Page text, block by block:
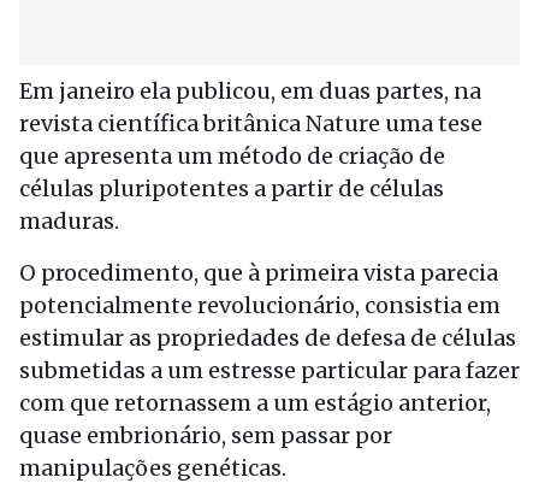
Em janeiro ela publicou, em duas partes, na
revista científica britânica Nature uma tese
que apresenta um método de criação de
células pluripotentes a partir de células
maduras.
O procedimento, que à primeira vista parecia
potencialmente revolucionário, consistia em
estimular as propriedades de defesa de células
submetidas a um estresse particular para fazer
com que retornassem a um estágio anterior,
quase embrionário, sem passar por
manipulações genéticas.